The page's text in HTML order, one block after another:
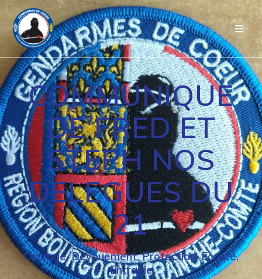
Passer
au
contenu
COMMUNIQUE
DE FRED ET
STEPH NOS
DELEGUES DU
21
Courage, Dévouement, Protection, Ecoute,
Entraide